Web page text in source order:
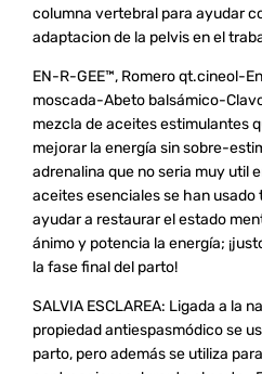
columna vertebral para ayudar
adaptacion de la pelvis en el
EN-R-GEE™, Romero qt.cineol-
moscada-Abeto balsámico-
mezcla de aceites estimulantes
mejorar la energía sin sobre-
adrenalina que no seria muy util
aceites esenciales se han
ayudar a restaurar el estado
ánimo y potencia la energía;
la fase final del parto!
SALVIA ESCLAREA: Ligada a la
propiedad antiespasmódico se
parto, pero además se utiliza